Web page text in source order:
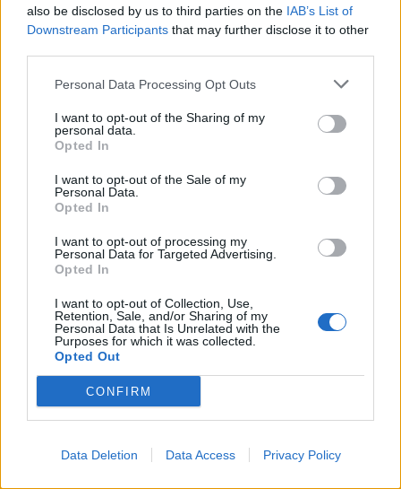
also be disclosed by us to third parties on the IAB’s List of
Downstream Participants that may further disclose it to other
Personal Data Processing Opt Outs
I want to opt-out of the Sharing of my
personal data.
Opted In
I want to opt-out of the Sale of my
Personal Data.
Opted In
I want to opt-out of processing my
Personal Data for Targeted Advertising.
Opted In
I want to opt-out of Collection, Use,
Retention, Sale, and/or Sharing of my
Personal Data that Is Unrelated with the
Purposes for which it was collected.
Opted Out
CONFIRM
Data Deletion Data Access Privacy Policy
ΗΠΑ: Επιβράδυνση των προσλήψεων στον ιδιωτικό
τομέα τον Ιούλιο - Δημιουργήθηκαν μόνο 44.000
Τ. Θεοδωρικάκος: Στηρίζουμε με πράξεις την
έρευνα και την καινοτομία
05/08/2026 - 16:51
Ν. Χαρδαλιάς: Μηδενική ανοχή και σε νομικό
επίπεδο για τους υπαίτιους της πυρκαγιάς στη
05/08/2026 - 16:26 ΕΛΛΑΔΑ
παγωμένα ρωσικά κεφάλαια
05/08/2026 - 16:03 ΚΟΣΜΟΣ
Χρηματιστήριο: Στις 2.623,62 μονάδες ο Γενικός
Δείκτης Τιμών, με πτώση 0,19%
05/08/2026 - 15:36 ΟΙΚΟΝΟΜΙΑ
1,1557 δολάρια